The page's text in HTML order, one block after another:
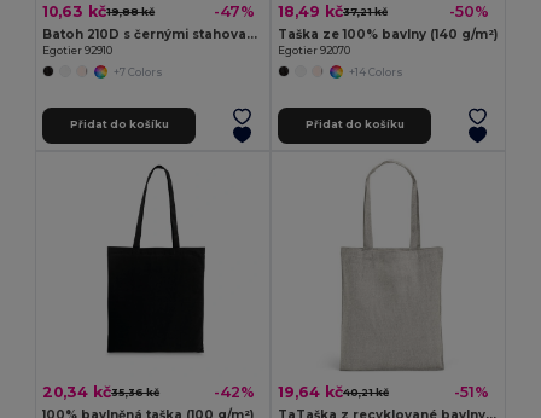
10,63 kč19,88 kč -47%
Batoh 210D s černými stahovacími šňůrkami
Egotier 92910
+7 Colors
Přidat do košíku
18,49 kč37,21 kč -50%
Taška ze 100% bavlny (140 g/m²)
Egotier 92070
+14 Colors
Přidat do košíku
20,34 kč35,36 kč -42%
100% bavlněná taška (100 g/m²)
19,64 kč40,21 kč -51%
TaTaška z recyklované bavlny (70 %) a polyesteru (30 % rPET) (140 g/m²)